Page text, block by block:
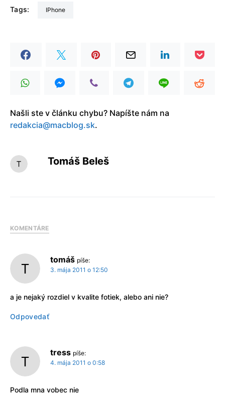
Tags: iPhone
Našli ste v článku chybu? Napíšte nám na
redakcia@macblog.sk.
Tomáš Beleš
KOMENTÁRE
tomáš píše:
3. mája 2011 o 12:50
a je nejaký rozdiel v kvalite fotiek, alebo ani nie?
Odpovedať
tress píše:
4. mája 2011 o 0:58
Podla mna vobec nie